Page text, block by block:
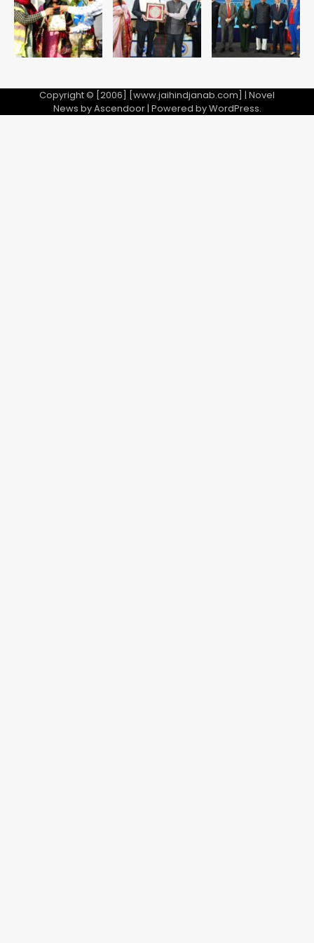
5 Team JHJ
Copyright © [2006] [www.jaihindjanab.com] | Novel
News byAscendoor| Powered byWordPress.